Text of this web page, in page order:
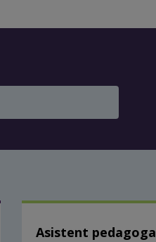
Asistent pedagoga